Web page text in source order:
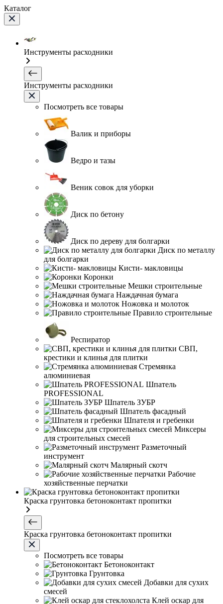
Каталог
Инструменты расходники
Инструменты расходники
Посмотреть все товары
Валик и приборы
Ведро и тазы
Веник совок для уборки
Диск по бетону
Диск по дереву для болгарки
Диск по металлу
для болгарки
Кисти- макловицы
Коронки
Мешки строительные
Наждачная бумага
Ножовка и молоток
Правило строительные
Респиратор
СВП,
крестики и клинья для плитки
Стремянка
алюминиевая
Шпатель
PROFESSIONAL
Шпатель ЗУБР
Шпатель фасадный
Шпателя и гребенки
Миксеры
для строительных смесей
Разметочный
инструмент
Малярный скотч
Рабочие
хозяйственные перчатки
Краска грунтовка бетоноконтакт пропитки
Краска грунтовка бетоноконтакт пропитки
Посмотреть все товары
Бетоноконтакт
Грунтовка
Добавки для сухих
смесей
Клей оскар для